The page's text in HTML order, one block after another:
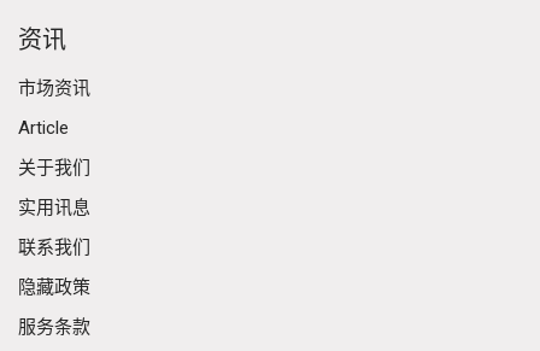
资讯
市场资讯
Article
关于我们
实用讯息
联系我们
隐藏政策
服务条款